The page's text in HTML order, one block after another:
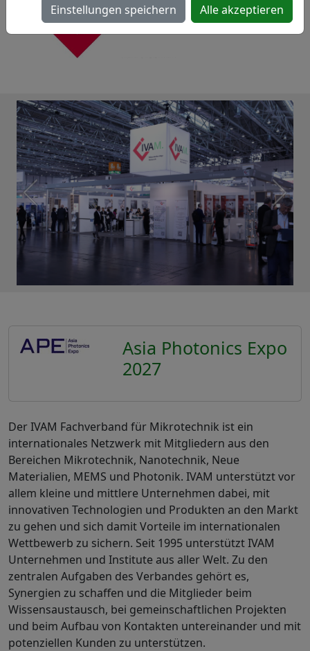
Asia Photonics Expo
2027
Der IVAM Fachverband für Mikrotechnik ist ein
internationales Netzwerk mit Mitgliedern aus den
Bereichen Mikrotechnik, Nanotechnik, Neue
Materialien, MEMS und Photonik. IVAM unterstützt vor
allem kleine und mittlere Unternehmen dabei, mit
innovativen Technologien und Produkten an den Markt
zu gehen und sich damit Vorteile im internationalen
Wettbewerb zu sichern. Seit 1995 unterstützt IVAM
Unternehmen und Institute aus aller Welt. Zu den
zentralen Aufgaben des Verbandes gehört es,
Synergien zu schaffen und die Mitglieder beim
Wissensaustausch, bei gemeinschaftlichen Projekten
und beim Aufbau von Kontakten untereinander und mit
potenziellen Kunden zu unterstützen.
Einstellungen speichern Alle akzeptieren